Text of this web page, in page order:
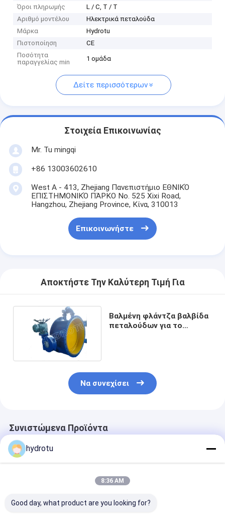
Όροι πληρωμής
L / C, T / T
Αριθμό μοντέλου
Ηλεκτρικά πεταλούδα
Μάρκα
Hydrotu
Πιστοποίηση
CE
Ποσότητα
παραγγελίας min
1 ομάδα
Δείτε περισσότερων
Στοιχεία Επικοινωνίας
Mr. Tu mingqi
+86 13003602610
West A - 413, Zhejiang Πανεπιστήμιο ΕΘΝΙΚΌ
ΕΠΙΣΤΗΜΟΝΙΚΌ ΠΆΡΚΟ No. 525 Xixi Road,
Hangzhou, Zhejiang Province, Κίνα, 310013
Επικοινωνήστε
Αποκτήστε Την Καλύτερη Τιμή Για
Βαλμένη φλάντζα βαλβίδα
πεταλούδων για το
Να συνεχίσει
Συνιστώμενα Προϊόντα
hydrotu
8:36 AM
Good day, what product are you looking for?